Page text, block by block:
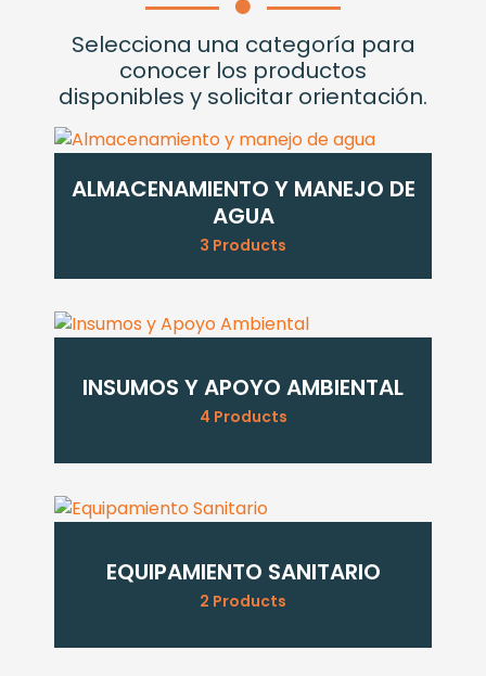
Selecciona una categoría para
conocer los productos
disponibles y solicitar orientación.
ALMACENAMIENTO Y MANEJO DE
AGUA
3 Products
INSUMOS Y APOYO AMBIENTAL
4 Products
EQUIPAMIENTO SANITARIO
2 Products